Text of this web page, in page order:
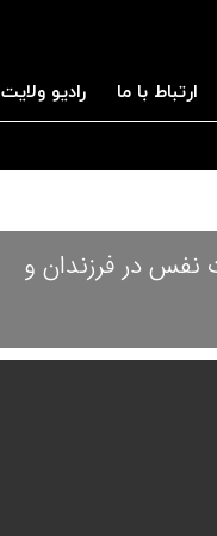
ارتباط با ما رادیو ولایت
نفس در فرزندان و